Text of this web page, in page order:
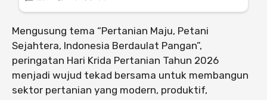
Mengusung tema “Pertanian Maju, Petani
Sejahtera, Indonesia Berdaulat Pangan”,
peringatan Hari Krida Pertanian Tahun 2026
menjadi wujud tekad bersama untuk membangun
sektor pertanian yang modern, produktif,